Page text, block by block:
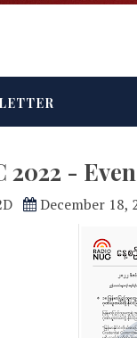
2022 -
December 18,